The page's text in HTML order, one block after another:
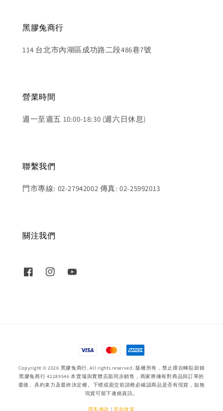
黑膠兔商行
114 台北市內湖區成功路二段486巷7號
營業時間
週一至週五 10:00-18:30 (週六日休息)
聯繫我們
門市專線: 02-27942002 傳真: 02-25992013
關注我們
Copyright © 2026 黑膠兔商行. All rights reserved. 版權所有，禁止擅自轉貼節錄
黑膠兔商行 42289546 本賣場與實體店面同步銷售，商家將擁有對商品與訂單的
最後、具約束力及最終決定權。下標或面交前請務必確認商品是否有現貨，如無
現貨可留下連絡資訊。
隱私條款 |退款政策